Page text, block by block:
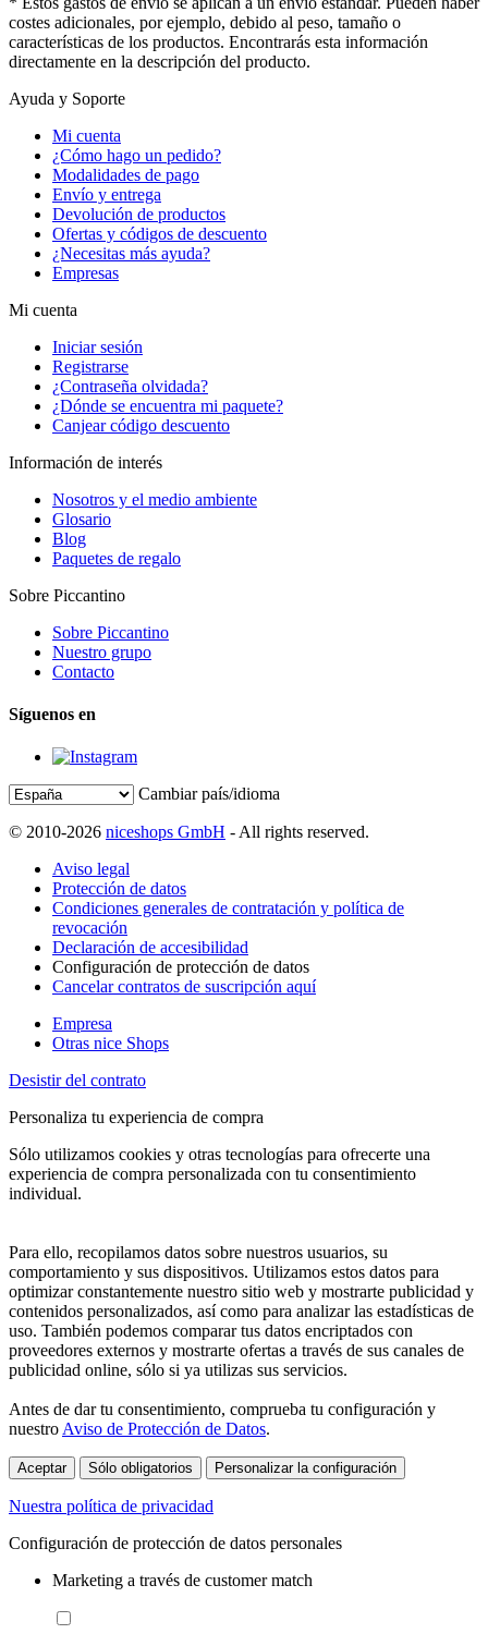
costes adicionales, por ejemplo, debido al peso, tamaño o
características de los productos. Encontrarás esta información
directamente en la descripción del producto.
Ayuda y Soporte
Mi cuenta
¿Cómo hago un pedido?
Modalidades de pago
Envío y entrega
Devolución de productos
Ofertas y códigos de descuento
¿Necesitas más ayuda?
Empresas
Mi cuenta
Iniciar sesión
Registrarse
¿Contraseña olvidada?
¿Dónde se encuentra mi paquete?
Canjear código descuento
Información de interés
Nosotros y el medio ambiente
Glosario
Blog
Paquetes de regalo
Sobre Piccantino
Sobre Piccantino
Nuestro grupo
Contacto
Síguenos en
Cambiar país/idioma
© 2010-2026 niceshops GmbH - All rights reserved.
Aviso legal
Protección de datos
Condiciones generales de contratación y política de
revocación
Declaración de accesibilidad
Configuración de protección de datos
Cancelar contratos de suscripción aquí
Empresa
Otras nice Shops
Desistir del contrato
Personaliza tu experiencia de compra
Sólo utilizamos cookies y otras tecnologías para ofrecerte una
experiencia de compra personalizada con tu consentimiento
individual.
Para ello, recopilamos datos sobre nuestros usuarios, su
comportamiento y sus dispositivos. Utilizamos estos datos para
optimizar constantemente nuestro sitio web y mostrarte publicidad y
contenidos personalizados, así como para analizar las estadísticas de
uso. También podemos comparar tus datos encriptados con
proveedores externos y mostrarte ofertas a través de sus canales de
publicidad online, sólo si ya utilizas sus servicios.
Antes de dar tu consentimiento, comprueba tu configuración y
nuestro Aviso de Protección de Datos.
Aceptar Sólo obligatorios Personalizar la configuración
Nuestra política de privacidad
Configuración de protección de datos personales
Marketing a través de customer match